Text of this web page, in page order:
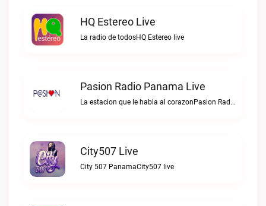
HQ Estereo Live
La radio de todosHQ Estereo live
Pasion Radio Panama Live
La estacion que le habla al corazonPasion Radio Panama live
City507 Live
City 507 PanamaCity507 live